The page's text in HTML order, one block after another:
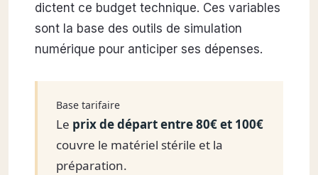
dictent ce budget technique. Ces variables
sont la base des outils de simulation
numérique pour anticiper ses dépenses.
Base tarifaire
Le prix de départ entre 80€ et 100€
couvre le matériel stérile et la
préparation.